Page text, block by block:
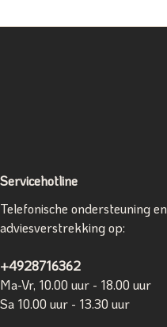
Servicehotline
Telefonische ondersteuning en
adviesverstrekking op:
+4928716362
Ma-Vr, 10.00 uur - 18.00 uur
Sa 10.00 uur - 13.30 uur